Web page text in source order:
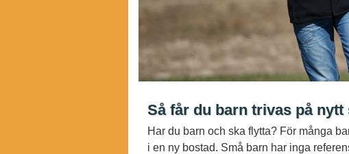
Så får du barn trivas på nytt
Har du barn och ska flytta? För många
i en ny bostad. Små barn har inga